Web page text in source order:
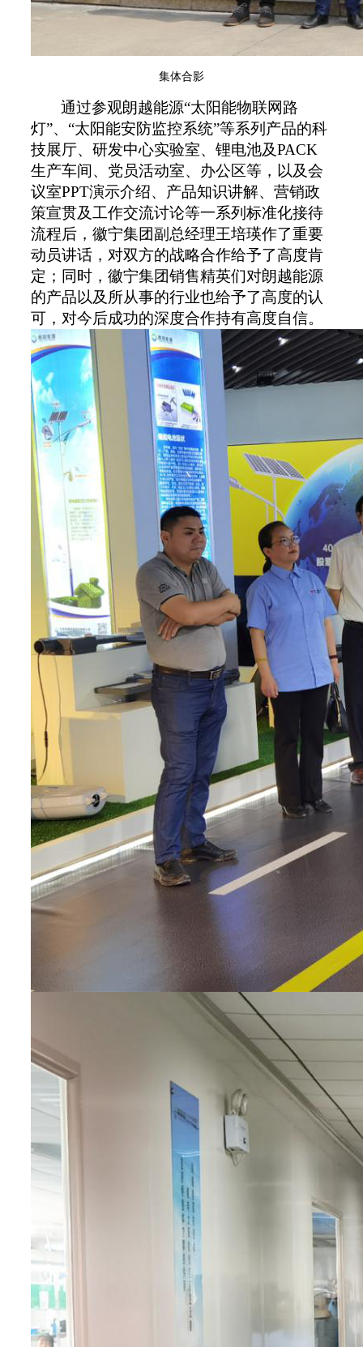
集体合影
通过参观朗越能源“太阳能物联网路
灯”、“太阳能安防监控系统”等系列产品的科
技展厅、研发中心实验室、锂电池及PACK
生产车间、党员活动室、办公区等， 以及会
议室PPT演示介绍、产品知识讲解、营销政
策宣贯及工作交流讨论等一系列标准化接待
流程后，徽宁集团副总经理王培瑛作了重要
动员讲话，对双方的战略合作给予了高度肯
定；同时，徽宁集团销售精英们对朗越能源
的产品以及所从事的行业也给予了高度的认
可，对今后成功的深度合作持有高度自信。